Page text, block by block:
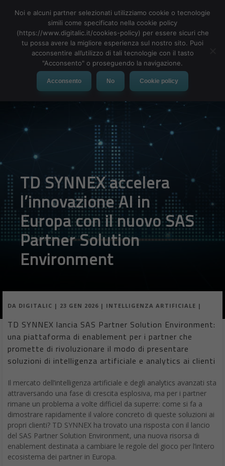
MENU
TD SYNNEX accelera
l’innovazione AI in
Europa con il nuovo SAS
Partner Solution
Environment
DA DIGITALIC | 23 GEN 2026 | INTELLIGENZA ARTIFICIALE |
TD SYNNEX lancia SAS Partner Solution Environment:
una piattaforma di enablement per i partner che
promette di rivoluzionare il modo di presentare
soluzioni di intelligenza artificiale e analytics ai clienti
Il mercato dell’intelligenza artificiale e degli analytics avanzati sta
attraversando una fase di crescita esplosiva, ma per i partner
rimane un problema a volte difficiel da superre: come si fa a
dimostrare rapidamente il valore concreto di queste soluzioni ai
propri clienti? TD SYNNEX ha trovato una risposta con il lancio
del SAS Partner Solution Environment, una nuova risorsa di
enablement destinata a cambiare le regole del gioco per l’intero
ecosistema dei partner in Europa.
Noi e alcuni partner selezionati utilizziamo cookie o tecnologie
simili come specificato nella cookie policy
(https://www.digitalic.it/cookies-policy) per essere sicuri che
tu possa avere la migliore esperienza sul nostro sito. Puoi
acconsentire all’utilizzo di tali tecnologie con il tasto
"Acconsento" o proseguendo la navigazione.
Acconsento No Cookie policy